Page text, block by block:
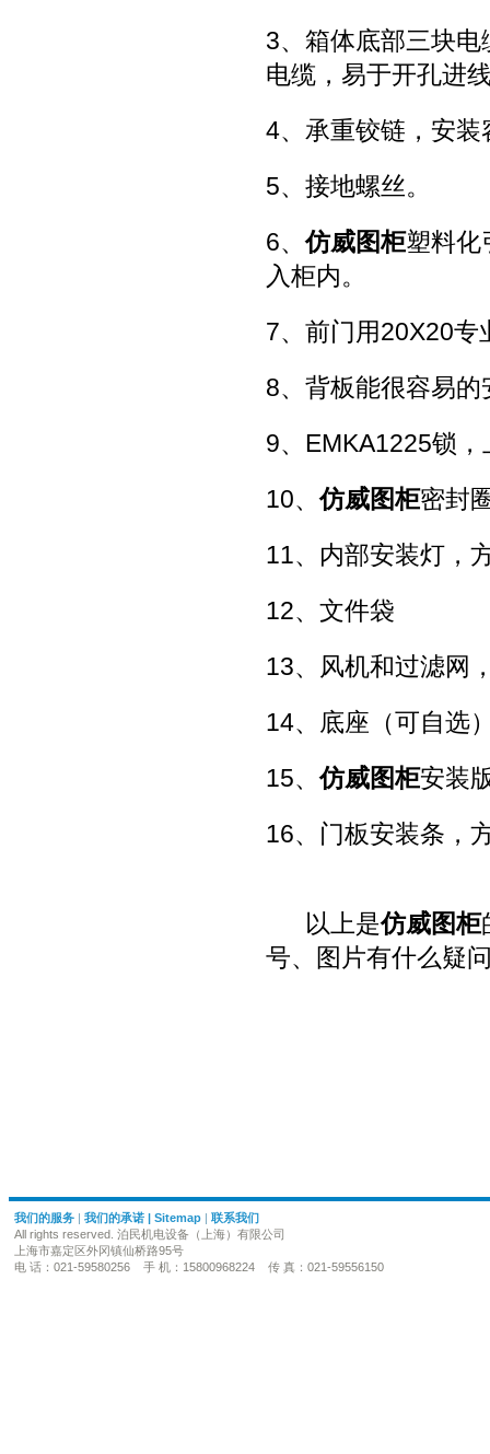
3、箱体底部三块
电缆，易于开孔进
4、承重铰链，安
5、接地螺丝。
6、仿威图柜塑料化
入柜内。
7、前门用20X20专
8、背板能很容易
9、EMKA1225锁
10、仿威图柜密封
11、内部安装灯，
12、文件袋
13、风机和过滤网
14、底座（可自选
15、仿威图柜安装
16、门板安装条，
以上是仿威图柜
号、图片有什么疑
我们的服务| 我们的承诺| Sitemap| 联系我们
All rights reserved. 泊民机电设备（上海）有限公司
上海市嘉定区外冈镇仙桥路95号
电 话：021-59580256 手 机：15800968224 传 真：021-59556150